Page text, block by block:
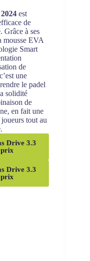
est
de
Grâce à ses
mousse EVA
Smart
de
une
le padel
solidité
de
en fait une
tout au
Drive 3.3
prix
Drive 3.3
prix